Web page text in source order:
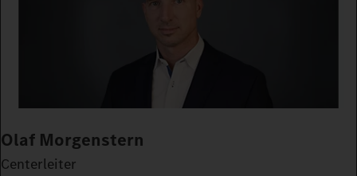
Olaf Morgenstern
Centerleiter